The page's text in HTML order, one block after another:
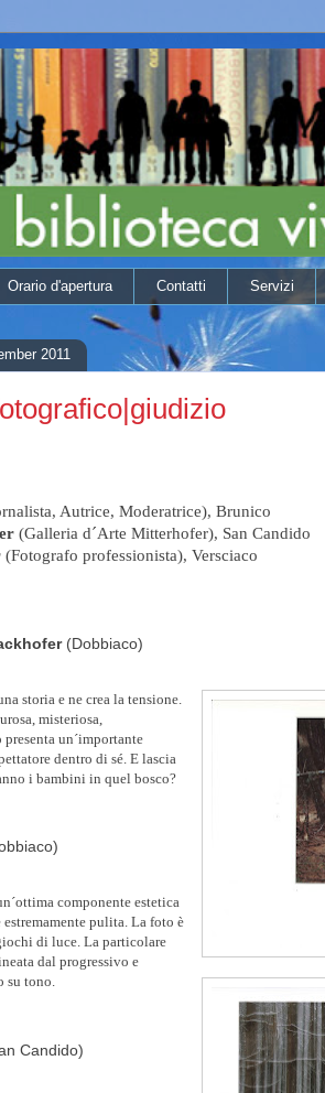
Orario d'apertura Contatti Servizi
2011
Autrice, Moderatrice), Brunico
(Galleria d´Arte Mitterhofer), San Candido
(Fotografo professionista), Versciaco
(Dobbiaco)
storia e ne crea la tensione.
misteriosa,
un´importante
dentro di sé. E lascia
i bambini in quel bosco?
componente estetica
pulita. La foto è
di luce. La particolare
dal progressivo e
su tono.
Candido)